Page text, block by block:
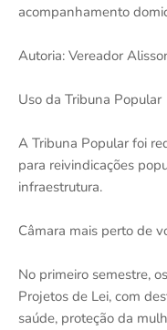
acompanhamento
Autoria: Vereador
Uso da Tribuna Popular
A Tribuna Popular foi
para reivindicações
infraestrutura.
Câmara mais perto de
No primeiro semestre,
Projetos de Lei, com
saúde, proteção da